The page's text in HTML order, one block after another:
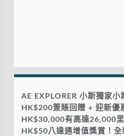
AE EXPLORER 小斯獨家小
HK$200簽賬回贈 + 迎新優
HK$30,000有高達26,000
HK$50八達通增值獎賞！全